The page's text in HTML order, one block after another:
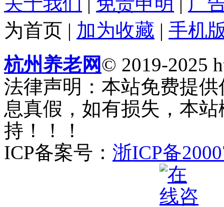
为首页 | 加为收藏 | 手机
杭州养老网© 2019-2025
法律声明：本站免费提
息真假，如有损失，本
持！！！
ICP备案号： 浙ICP备